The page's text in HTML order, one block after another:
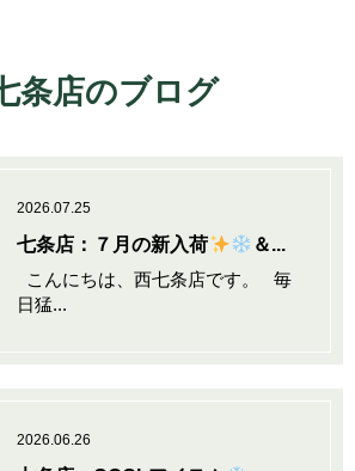
条店のブログ
2026.07.25
七条店：７月の新入荷
＆...
こんにちは、西七条店です。 毎
日猛...
2026.06.26